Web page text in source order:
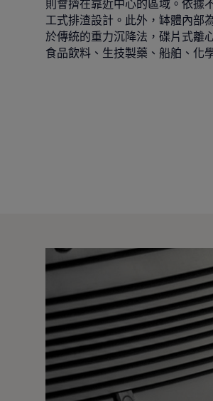
則會擠在靠近中心的區域。依據
工式排渣設計。此外，缽體內部
於傳統的重力沉降法，碟片式離
食品飲料、生技製藥、船舶、化